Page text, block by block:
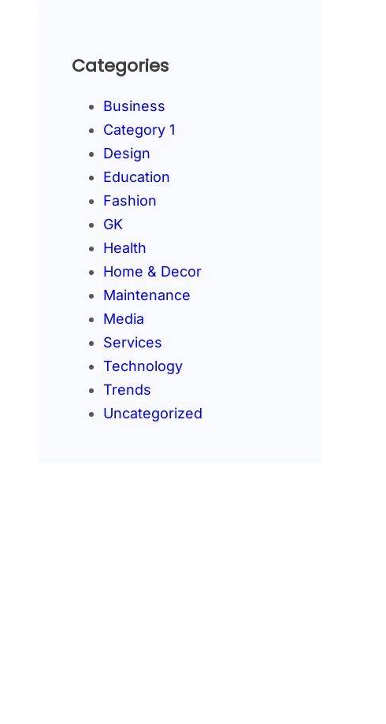
Categories
Business
Category 1
Design
Education
Fashion
GK
Health
Home & Decor
Maintenance
Media
Services
Technology
Trends
Uncategorized